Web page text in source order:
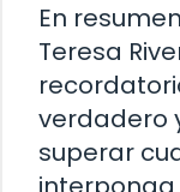
En
Teresa
verdadero
superar